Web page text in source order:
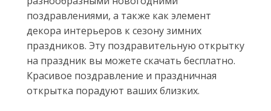
поздравлениями, а также как элемент
декора интерьеров к сезону зимних
праздников. Эту поздравительную открытку
на праздник вы можете скачать бесплатно.
Красивое поздравление и праздничная
открытка порадуют ваших близких.